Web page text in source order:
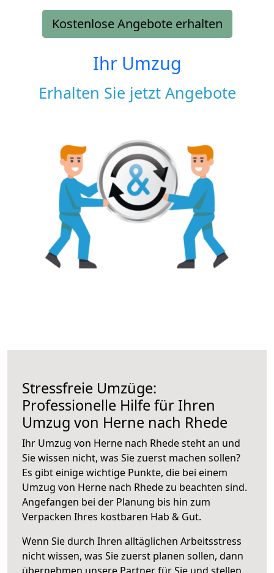
Kostenlose Angebote erhalten
Ihr Umzug
Erhalten Sie jetzt Angebote
Stressfreie Umzüge:
Professionelle Hilfe für Ihren
Umzug von Herne nach Rhede
Ihr Umzug von Herne nach Rhede steht an und
Sie wissen nicht, was Sie zuerst machen sollen?
Es gibt einige wichtige Punkte, die bei einem
Umzug von Herne nach Rhede zu beachten sind.
Angefangen bei der Planung bis hin zum
Verpacken Ihres kostbaren Hab & Gut.
Wenn Sie durch Ihren alltäglichen Arbeitsstress
nicht wissen, was Sie zuerst planen sollen, dann